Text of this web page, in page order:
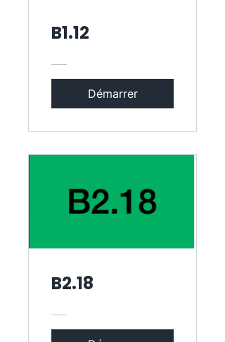
B1.12
Démarrer
B2.18